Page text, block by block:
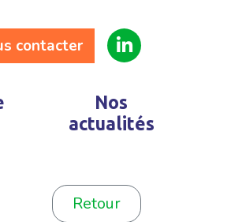
contacter
Nos
actualités
Retour